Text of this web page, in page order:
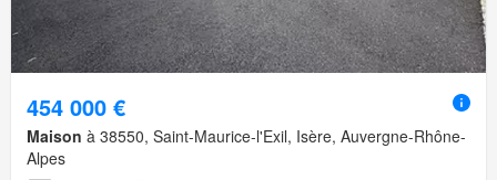
454 000 €
Maison à 38550, Saint-Maurice-l'Exil, Isère, Auvergne-Rhône-
Alpes